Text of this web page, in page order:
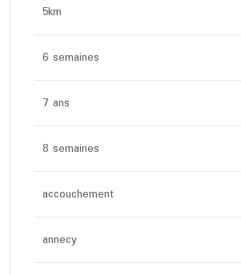
5km
6 semaines
7 ans
8 semaines
accouchement
annecy